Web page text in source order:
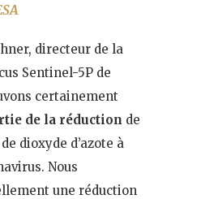
directeur de la
Sentinel-5P de
certainement
de la réduction de
dioxyde d’azote à
Nous
une réduction